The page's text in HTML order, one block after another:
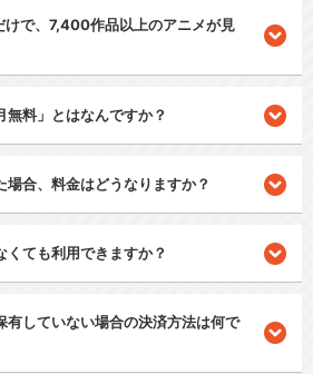
で、7,400作品以上のアニメが見
無料」とはなんですか？
場合、料金はどうなりますか？
くても利用できますか？
有していない場合の決済方法は何で